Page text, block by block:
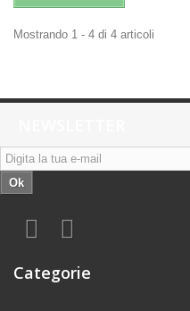
Mostrando 1 - 4 di 4 articoli
Ok
Categorie